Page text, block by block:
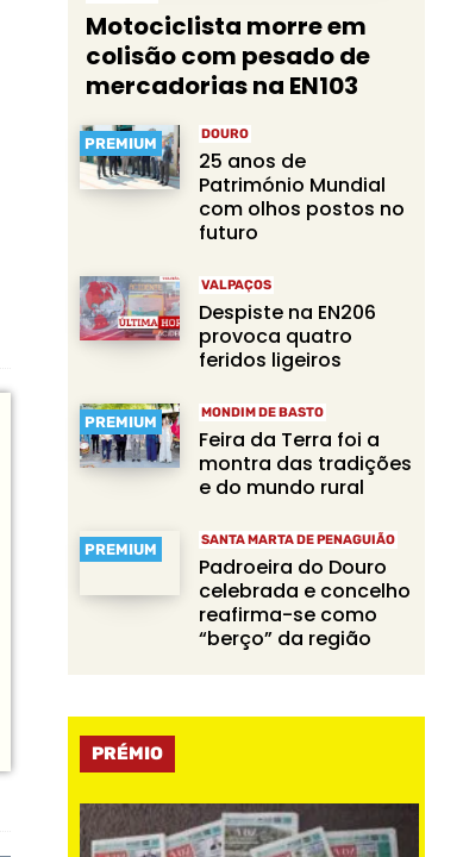
Motociclista morre em
colisão com pesado de
mercadorias na EN103
PREMIUM
DOURO
25 anos de
Património Mundial
com olhos postos no
futuro
VALPAÇOS
Despiste na EN206
provoca quatro
feridos ligeiros
PREMIUM
MONDIM DE BASTO
Feira da Terra foi a
montra das tradições
e do mundo rural
PREMIUM
SANTA MARTA DE PENAGUIÃO
Padroeira do Douro
celebrada e concelho
reafirma-se como
“berço” da região
PRÉMIO